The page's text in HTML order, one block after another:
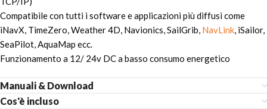
Compatibile con tutti i software e applicazioni più diffusi come
iNavX, TimeZero, Weather 4D, Navionics, SailGrib, NavLink, iSailor,
SeaPilot, AquaMap ecc.
Funzionamento a 12/ 24v DC a basso consumo energetico
Manuali & Download
Cos'è incluso